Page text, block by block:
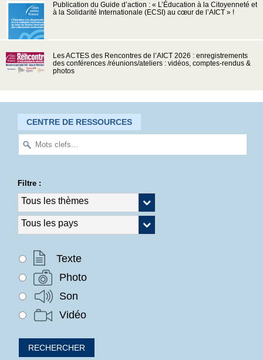
Publication du Guide d’action : « L’Éducation à la Citoyenneté et
à la Solidarité Internationale (ECSI) au cœur de l’AICT » !
Les ACTES des Rencontres de l’AICT 2026 : enregistrements
des conférences /réunions/ateliers : vidéos, comptes-rendus &
photos
CENTRE DE RESSOURCES
Filtre :
Texte
Photo
Son
Vidéo